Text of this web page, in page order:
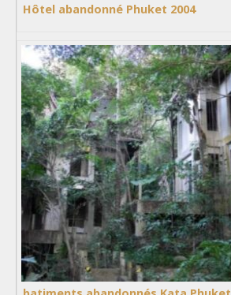
Hôtel abandonné Phuket 2004